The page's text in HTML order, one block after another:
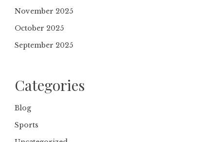
November 2025
October 2025
September 2025
Categories
Blog
Sports